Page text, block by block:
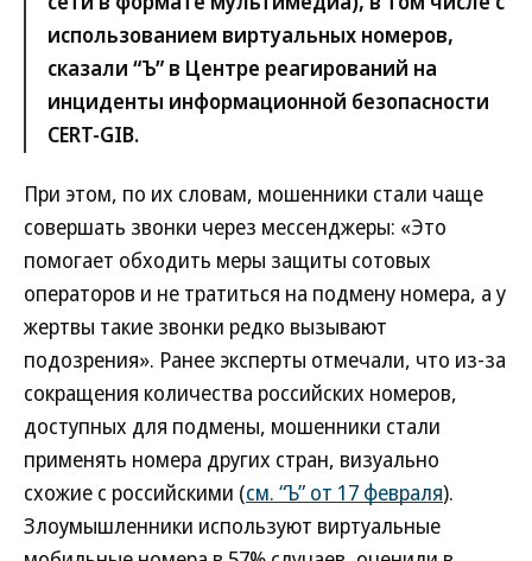
использованием виртуальных номеров,
сказали “Ъ” в Центре реагирований на
инциденты информационной безопасности
CERT-GIB.
При этом, по их словам, мошенники стали чаще
совершать звонки через мессенджеры: «Это
помогает обходить меры защиты сотовых
операторов и не тратиться на подмену номера, а у
жертвы такие звонки редко вызывают
подозрения». Ранее эксперты отмечали, что из-за
сокращения количества российских номеров,
доступных для подмены, мошенники стали
применять номера других стран, визуально
схожие с российскими (см. “Ъ” от 17 февраля).
Злоумышленники используют виртуальные